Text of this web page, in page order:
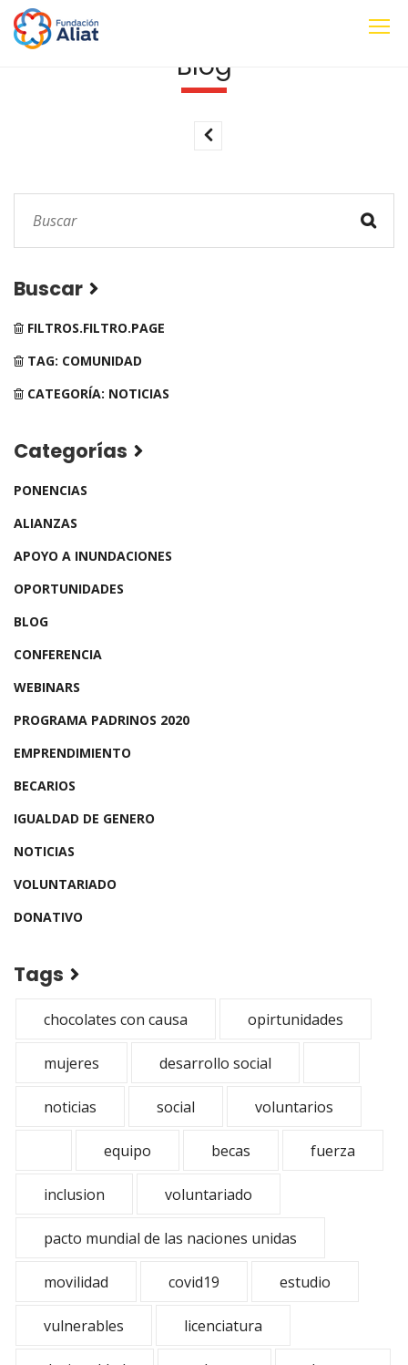
Blog
Buscar
FILTROS.FILTRO.PAGE
TAG: COMUNIDAD
CATEGORÍA: NOTICIAS
Categorías
PONENCIAS
ALIANZAS
APOYO A INUNDACIONES
OPORTUNIDADES
BLOG
CONFERENCIA
WEBINARS
PROGRAMA PADRINOS 2020
EMPRENDIMIENTO
BECARIOS
IGUALDAD DE GENERO
NOTICIAS
VOLUNTARIADO
DONATIVO
Tags
chocolates con causa opirtunidades
mujeres desarrollo social
noticias social voluntarios
equipo becas fuerza
inclusion voluntariado
pacto mundial de las naciones unidas
movilidad covid19 estudio
vulnerables licenciatura